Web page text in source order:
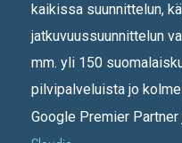
kaikissa suunnittelun,
jatkuvuussuunnittelun
mm. yli 150
pilvipalveluista jo
Google Premier